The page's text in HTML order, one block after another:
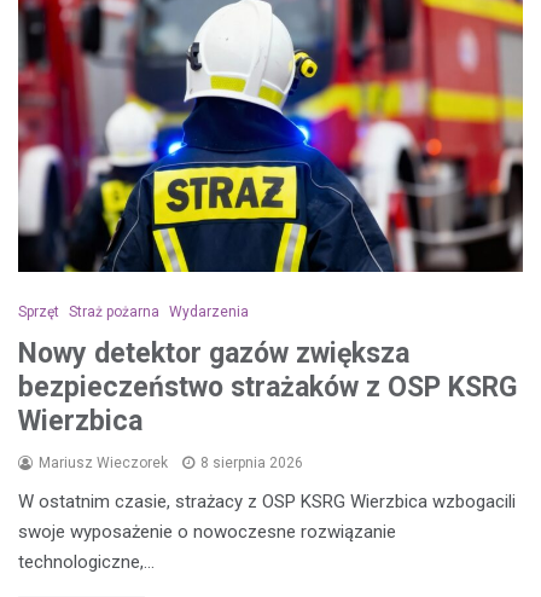
Sprzęt Straż pożarna Wydarzenia
Nowy detektor gazów zwiększa
bezpieczeństwo strażaków z OSP KSRG
Wierzbica
Mariusz Wieczorek 8 sierpnia 2026
W ostatnim czasie, strażacy z OSP KSRG Wierzbica wzbogacili
swoje wyposażenie o nowoczesne rozwiązanie
technologiczne,…